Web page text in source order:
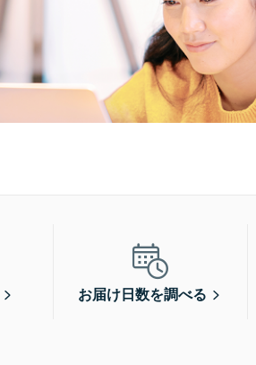
お届け日数を調べる